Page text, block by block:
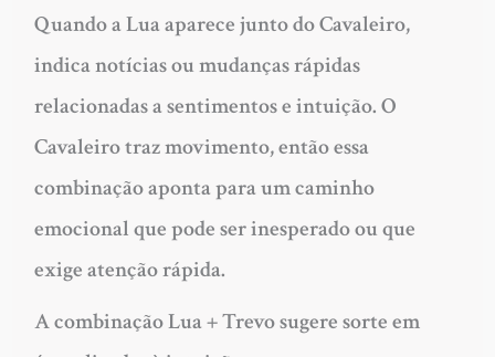
Quando a Lua aparece junto do Cavaleiro,
indica notícias ou mudanças rápidas
relacionadas a sentimentos e intuição. O
Cavaleiro traz movimento, então essa
combinação aponta para um caminho
emocional que pode ser inesperado ou que
exige atenção rápida.
A combinação Lua + Trevo sugere sorte em